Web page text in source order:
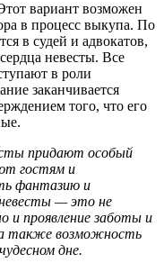
вариант возможен
в процесс выкупа. По
в судей и адвокатов,
невесты. Все
в роли
заканчивается
того, что его
придают особый
гостям и
фантазию и
— это не
и проявление заботы и
также возможность
дне.